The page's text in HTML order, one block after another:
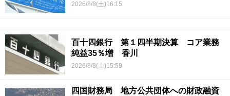
2026/8/8(土)16:15
百十四銀行 第１四半期決算 コア業務
純益35％増 香川
2026/8/8(土)15:59
四国財務局 地方公共団体への財政融資